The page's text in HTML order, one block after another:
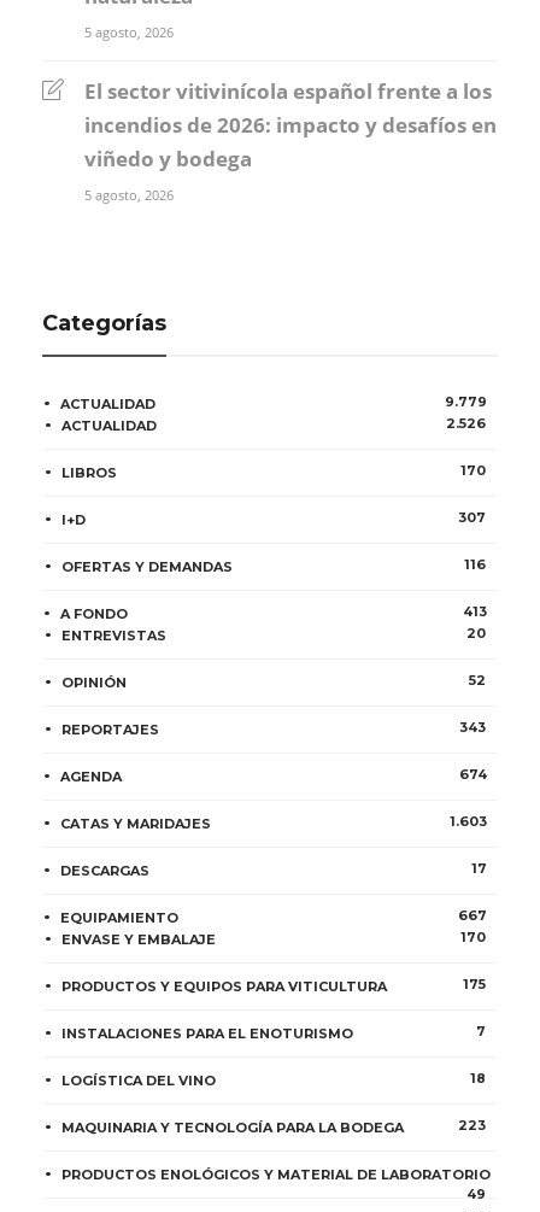
5 agosto, 2026
El sector vitivinícola español frente a los
incendios de 2026: impacto y desafíos en
viñedo y bodega
5 agosto, 2026
Categorías
ACTUALIDAD
9.779
ACTUALIDAD
2.526
LIBROS 170
I+D 307
OFERTAS Y DEMANDAS 116
A FONDO
413
ENTREVISTAS
20
OPINIÓN 52
REPORTAJES 343
AGENDA 674
CATAS Y MARIDAJES 1.603
DESCARGAS 17
EQUIPAMIENTO
667
ENVASE Y EMBALAJE
170
PRODUCTOS Y EQUIPOS PARA VITICULTURA 175
INSTALACIONES PARA EL ENOTURISMO 7
LOGÍSTICA DEL VINO 18
MAQUINARIA Y TECNOLOGÍA PARA LA BODEGA 223
PRODUCTOS ENOLÓGICOS Y MATERIAL DE LABORATORIO
49